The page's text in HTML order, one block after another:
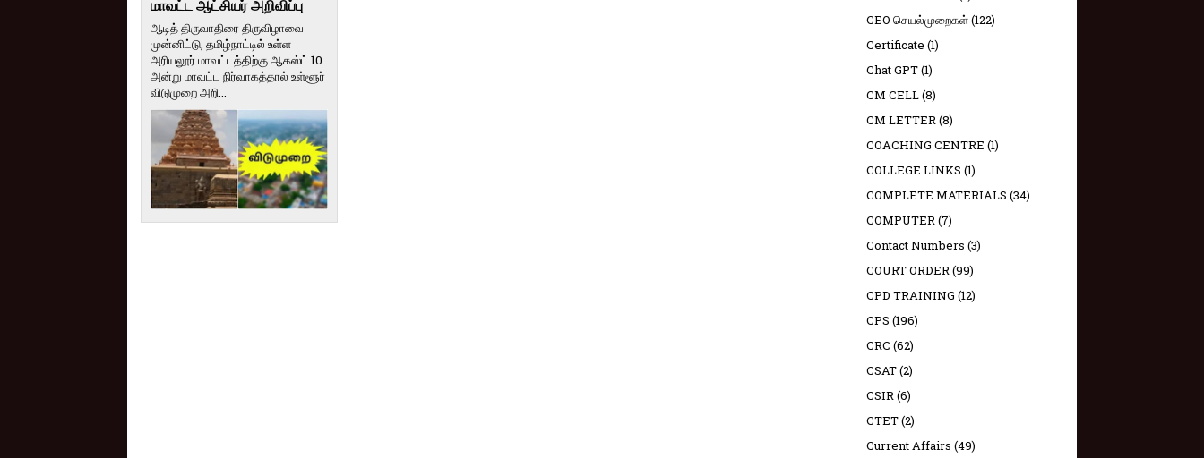
மாவட்ட ஆட்சியர் அறிவிப்பு
ஆடித் திருவாதிரை திருவிழாவை
முன்னிட்டு, தமிழ்நாட்டில் உள்ள
அரியலூர் மாவட்டத்திற்கு ஆகஸ்ட் 10
அன்று மாவட்ட நிர்வாகத்தால் உள்ளூர்
விடுமுறை அறி...
CEO செயல்முறைகள்(122)
Certificate (1)
Chat GPT(1)
CM CELL(8)
CM LETTER(8)
COACHING CENTRE (1)
COLLEGE LINKS (1)
COMPLETE MATERIALS (34)
COMPUTER(7)
Contact Numbers (3)
COURT ORDER(99)
CPD TRAINING (12)
CPS (196)
CRC (62)
CSAT(2)
CSIR(6)
CTET(2)
Current Affairs (49)